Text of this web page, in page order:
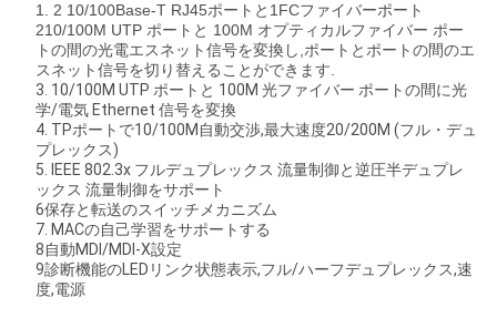
1. 2 10/100Base-T RJ45ポートと1FCファイバーポート
210/100M UTP ポートと 100M オプティカルファイバー ポー
トの間の光電エスネット信号を変換し,ポートとポートの間のエ
スネット信号を切り替えることができます.
3. 10/100M UTP ポートと 100M 光ファイバー ポートの間に光
学/電気 Ethernet 信号を変換
4. TPポートで10/100M自動交渉,最大速度20/200M (フル・デュ
プレックス)
5. IEEE 802.3x フルデュプレックス 流量制御と逆圧半デュプレ
ックス 流量制御をサポート
6保存と転送のスイッチメカニズム
7. MACの自己学習をサポートする
8自動MDI/MDI-X設定
9診断機能のLEDリンク状態表示,フル/ハーフデュプレックス,速
度,電源